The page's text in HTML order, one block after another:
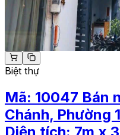
Biệt thự
Mã: 10047 Bán
Chánh, Phường
Diện tích: 7m x